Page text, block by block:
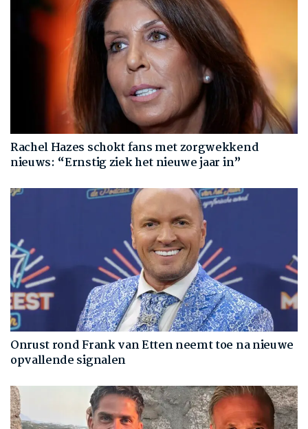
Rachel Hazes schokt fans met zorgwekkend
nieuws: “Ernstig ziek het nieuwe jaar in”
Onrust rond Frank van Etten neemt toe na nieuwe
opvallende signalen